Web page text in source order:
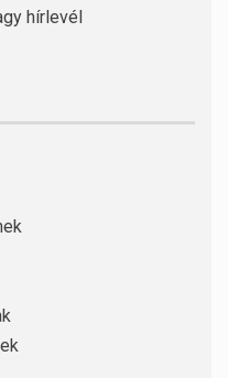
hírlevél